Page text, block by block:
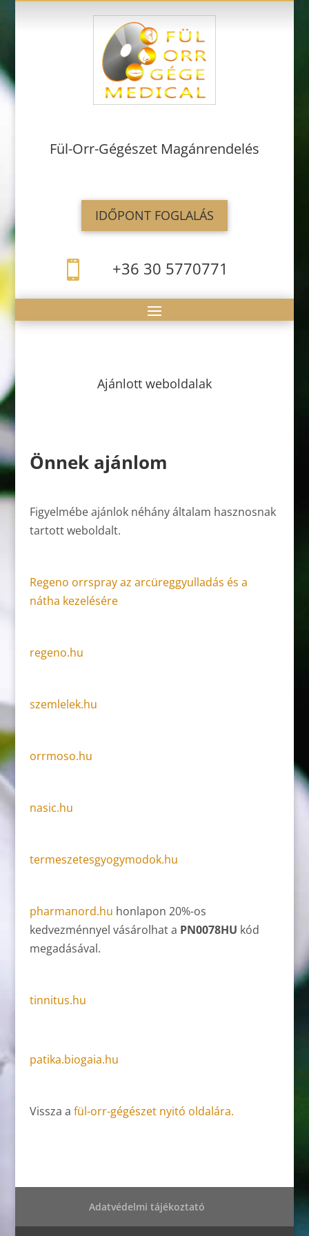
Fül-Orr-Gégészet Magánrendelés
IDŐPONT FOGLALÁS
 +36 30 5770771
Ajánlott weboldalak
Önnek ajánlom
Figyelmébe ajánlok néhány általam hasznosnak
tartott weboldalt.
Regeno orrspray az arcüreggyulladás és a
nátha kezelésére
regeno.hu
szemlelek.hu
orrmoso.hu
nasic.hu
termeszetesgyogymodok.hu
pharmanord.hu honlapon 20%-os
kedvezménnyel vásárolhat a PN0078HU kód
megadásával.
tinnitus.hu
patika.biogaia.hu
Vissza a fül-orr-gégészet nyitó oldalára.
Adatvédelmi tájékoztató